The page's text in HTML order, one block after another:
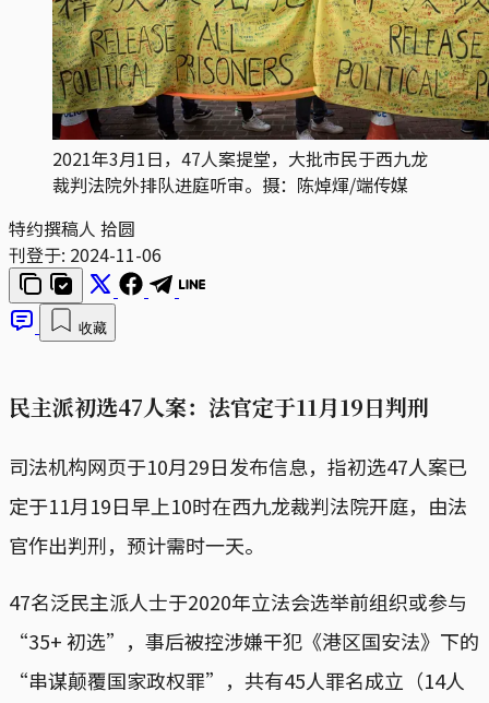
2021年3月1日，47人案提堂，大批市民于西九龙
裁判法院外排队进庭听审。摄：陈焯煇/端传媒
特约撰稿人 拾圆
刊登于: 2024-11-06
收藏
民主派初选47人案：法官定于11月19日判刑
司法机构网页于10月29日发布信息，指初选47人案已
定于11月19日早上10时在西九龙裁判法院开庭，由法
官作出判刑，预计需时一天。
47名泛民主派人士于2020年立法会选举前组织或参与
“35+ 初选”，事后被控涉嫌干犯《港区国安法》下的
“串谋颠覆国家政权罪”，共有45人罪名成立（14人